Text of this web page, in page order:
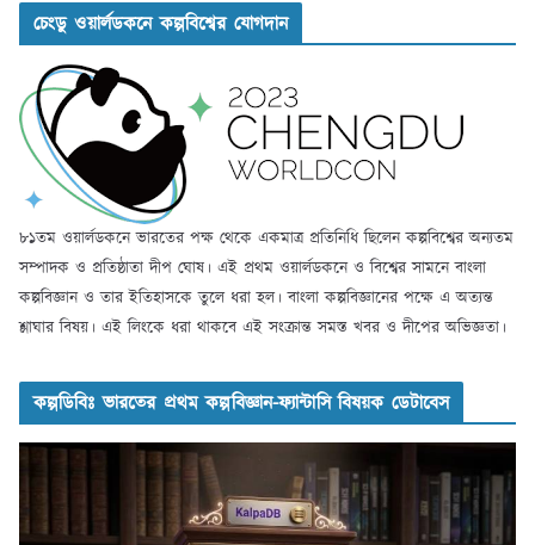
চেংডু ওয়ার্লডকনে কল্পবিশ্বের যোগদান
৮১তম ওয়ার্লডকনে ভারতের পক্ষ থেকে একমাত্র প্রতিনিধি ছিলেন কল্পবিশ্বের অন্যতম
সম্পাদক ও প্রতিষ্ঠাতা দীপ ঘোষ। এই প্রথম ওয়ার্লডকনে ও বিশ্বের সামনে বাংলা
কল্পবিজ্ঞান ও তার ইতিহাসকে তুলে ধরা হল। বাংলা কল্পবিজ্ঞানের পক্ষে এ অত্যন্ত
শ্লাঘার বিষয়। এই লিংকে ধরা থাকবে এই সংক্রান্ত সমস্ত খবর ও দীপের অভিজ্ঞতা।
কল্পডিবিঃ ভারতের প্রথম কল্পবিজ্ঞান-ফ্যান্টাসি বিষয়ক ডেটাবেস